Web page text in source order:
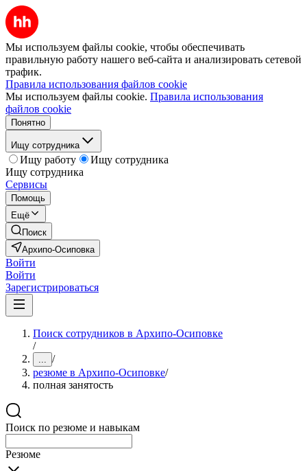
Мы используем файлы cookie, чтобы обеспечивать
правильную работу нашего веб-сайта и анализировать сетевой
трафик.
Правила использования файлов cookie
Мы используем файлы cookie. Правила использования
файлов cookie
Понятно
Ищу сотрудника
Ищу работу
Ищу сотрудника
Ищу сотрудника
Сервисы
Помощь
Ещё
Поиск
Архипо-Осиповка
Войти
Войти
Зарегистрироваться
Поиск сотрудников в Архипо-Осиповке
/
... /
резюме в Архипо-Осиповке/
полная занятость
Поиск по резюме и навыкам
Резюме